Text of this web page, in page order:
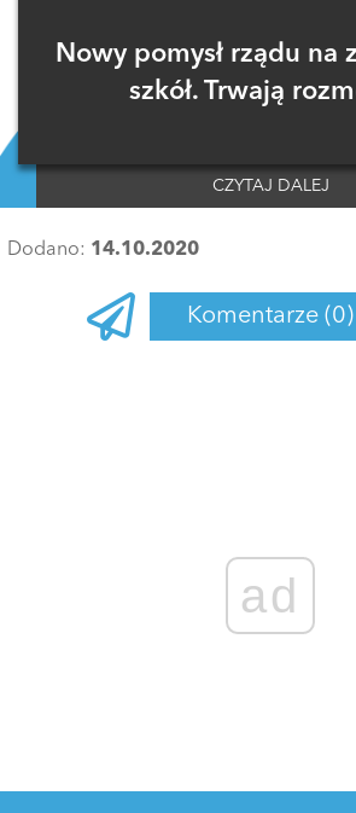
Nowy pomysł rządu na
szkół. Trwają
CZYTAJ DALEJ
Dodano: 14.10.2020
Komentarze (0)
ad